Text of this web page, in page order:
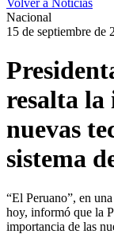
Volver a Noticias
Nacional
15 de septiembre de
resalta la
nuevas
sistema
“El Peruano”, en
hoy, informó que la
importancia de las